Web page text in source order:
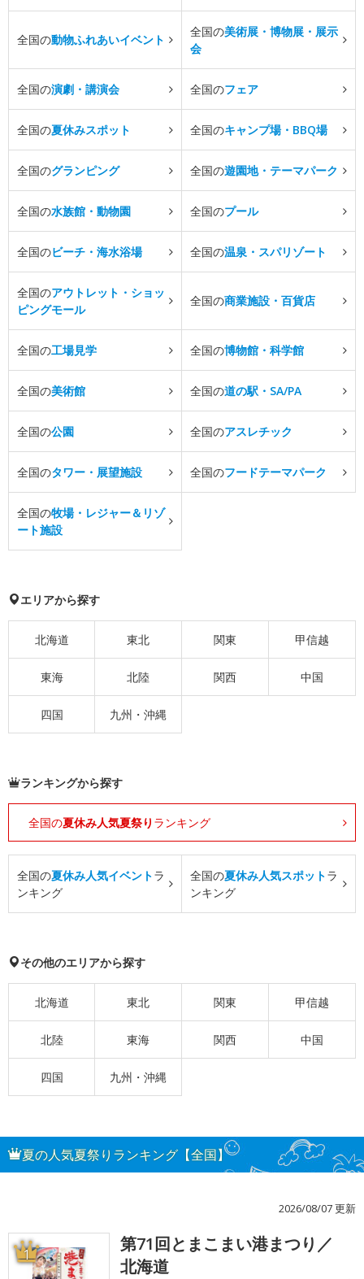
全国の動物ふれあいイベント
全国の美術展・博物展・展示
会
全国の演劇・講演会 全国のフェア
全国の夏休みスポット 全国のキャンプ場・BBQ場
全国のグランピング 全国の遊園地・テーマパーク
全国の水族館・動物園 全国のプール
全国のビーチ・海水浴場 全国の温泉・スパリゾート
全国のアウトレット・ショッ
ピングモール
全国の商業施設・百貨店
全国の工場見学 全国の博物館・科学館
全国の美術館 全国の道の駅・SA/PA
全国の公園 全国のアスレチック
全国のタワー・展望施設 全国のフードテーマパーク
全国の牧場・レジャー＆リゾ
ート施設
エリアから探す
北海道 東北 関東 甲信越
東海 北陸 関西 中国
四国 九州・沖縄
ランキングから探す
全国の夏休み人気夏祭り ランキング
全国の夏休み人気イベントラ
ンキング
全国の夏休み人気スポットラ
ンキング
その他のエリアから探す
北海道 東北 関東 甲信越
北陸 東海 関西 中国
四国 九州・沖縄
夏の人気夏祭りランキング【全国】
2026/08/07 更新
1
第71回とまこまい港まつり／
北海道